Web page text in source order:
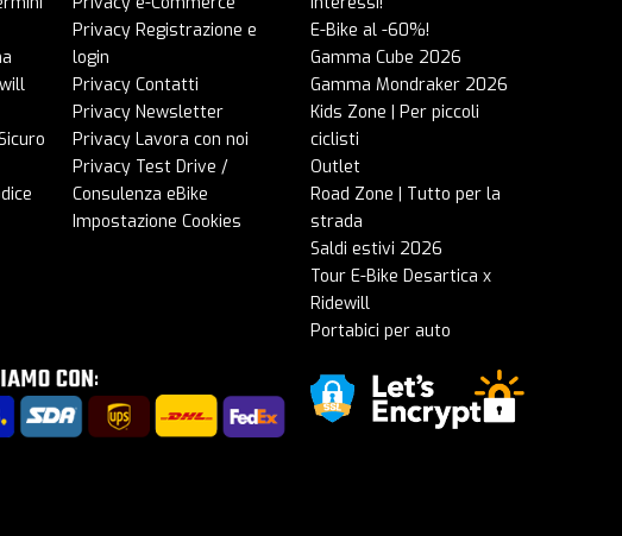
Privacy Registrazione e
login
Privacy Contatti
Privacy Newsletter
Privacy Lavora con noi
Privacy Test Drive /
Consulenza eBike
Impostazione Cookies
E-Bike al -60%!
Gamma Cube 2026
Gamma Mondraker 2026
Kids Zone | Per piccoli
ciclisti
Outlet
Road Zone | Tutto per la
strada
Saldi estivi 2026
Tour E-Bike Desartica x
Ridewill
Portabici per auto